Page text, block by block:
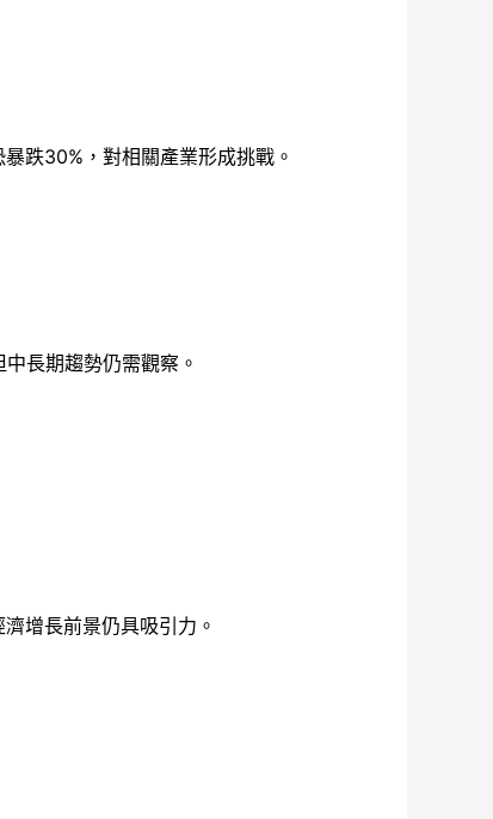
跌30%，對相關產業形成挑戰。
長期趨勢仍需觀察。
增長前景仍具吸引力。